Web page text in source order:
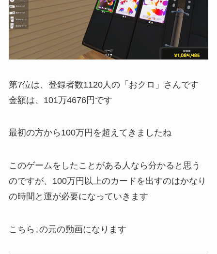
第7位は、登録者数1120人の「おクロ」さんです
金額は、101万4676円です
最初の方から100万円を超えてきましたね
このゲームをしたことがある人なら分かると思う
のですが、100万円以上のカードを出すのはかなり
の時間と運が必要になっていきます
こちら↓の元の動画になります